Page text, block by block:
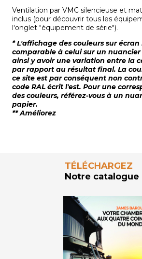
Ventilation par VMC silencieuse et
inclus (pour découvrir tous les
l'onglet "équipement de série").
* L'affichage des couleurs sur écran
comparable à celui sur un
ainsi y avoir une variation entre la
par rapport au résultat final. La
ce site est par conséquent non
code RAL écrit l'est. Pour une
des couleurs, référez-vous à un
papier.
** Améliorez
TÉLÉCHARGEZ
Notre catalogue